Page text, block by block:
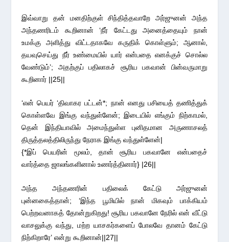
இவ்வாறு தன் மனதிற்குள் சிந்தித்தவாறே அர்ஜுனன் அந்த
அந்தணரிடம் கூறினான் ‘நீர் கேட்டது அனைத்தையும் நான்
உமக்கு அளித்து விட்டதாகவே கருதிக் கொள்ளும்; ஆனால்,
தயவுசெய்து நீர் உண்மையில் யார் என்பதை எனக்குச் சொல்ல
வேண்டும்’; அதற்குப் பதிலாகச் சூரிய பகவான் பின்வருமாறு
கூறினார் ||25||
‘என் பெயர் ‘திவாகர பட்டன்*; நான் எனது பசியைத் தணித்துக்
கொள்ளவே இங்கு வந்துள்ளேன்; இடையில் எங்கும் நிற்காமல்,
தென் இந்தியாவில் அமைந்துள்ள புனிதமான அருணாசலத்
திருத்தலத்திலிருந்து நேராக இங்கு வந்துள்ளேன்|
{*இப் பெயரின் மூலம், தான் சூரிய பகவானே என்பதைச்
வார்த்தை ஜாலங்களினால் உணர்த்தினார்} |26||
அந்த அந்தணரின் பதிலைக் கேட்டு அர்ஜுனன்
புன்னகைத்தான்; ‘இந்த பூமியில் நான் மிகவும் பாக்கியம்
பெற்றவனாகத் தோன்றுகிறது! சூரிய பகவானே நேரில் என் வீட்டு
வாசலுக்கு வந்து, மற்ற யாசகர்களைப் போலவே தானம் கேட்டு
நிற்கிறாரே’ என்று கூறினான்||27||